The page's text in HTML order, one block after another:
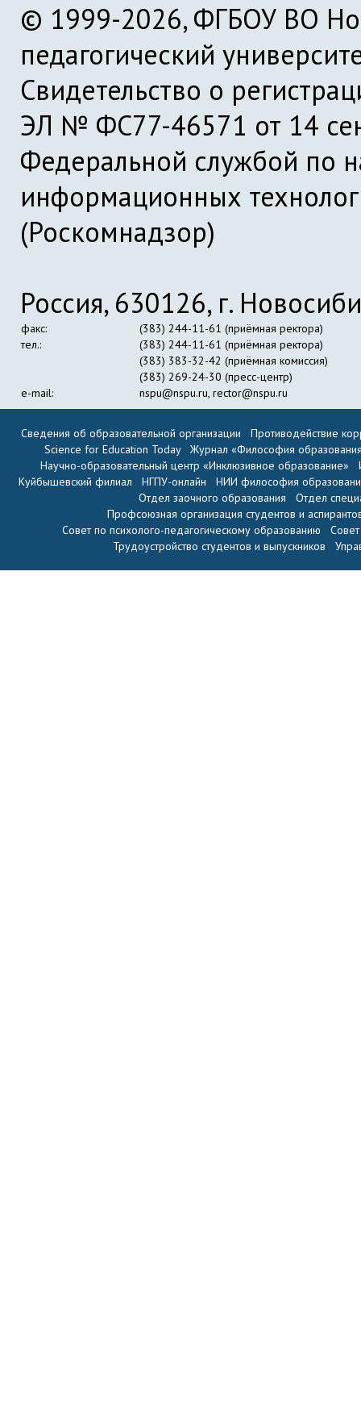
© 1999-2026, ФГБОУ ВО
педагогический
Свидетельство о
ЭЛ № ФС77-46571 от 14
Федеральной службой по
информационных
(Роскомнадзор)
Россия, 630126, г.
факс:
(383) 244-11-61 (приёмная ректора)
тел.:
(383) 244-11-61 (приёмная ректора)
(383) 383-32-42 (приёмная комиссия)
(383) 269-24-30 (пресс-центр)
e-mail:
nspu@nspu.ru, rector@nspu.ru
Сведения об образовательной организации
Противодействие
Science for Education Today
Журнал «Философия
Научно-образовательный центр «Инклюзивное образование»
Куйбышевский филиал
НГПУ-онлайн
НИИ философия
Отдел заочного образования
Отдел
Профсоюзная организация студентов и
Совет по психолого-педагогическому образованию
Трудоустройство студентов и выпускников